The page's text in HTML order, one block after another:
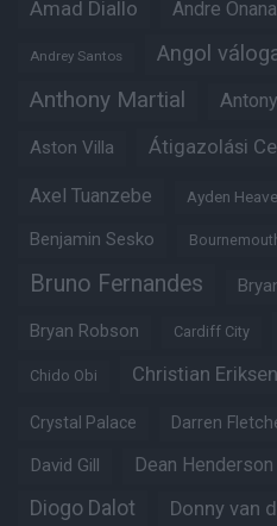
Amad Diallo Andre Onana
Andrey Santos Angol
Anthony Martial Antony
Aston Villa Átigazolási
Axel Tuanzebe Ayden
Benjamin Sesko
Bruno Fernandes
Bryan Robson Cardiff City
Chido Obi Christian Eriksen
Crystal Palace Darren
David Gill Dean Henderson
Diogo Dalot Donny van